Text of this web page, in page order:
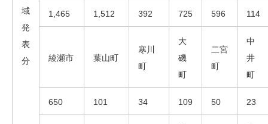
域
発
表
分
1,465 1,512 392 725 596 114
綾瀬市 葉山町
寒川
町
大
磯
町
二宮
町
中
井
町
650 101 34 109 50 23